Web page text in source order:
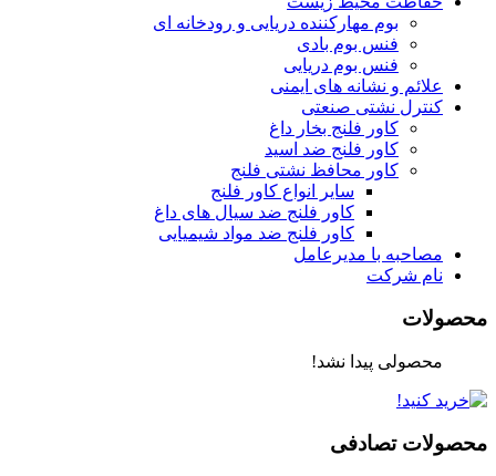
بوم مهارکننده دریایی و رودخانه ای
فنس بوم بادی
فنس بوم دریایی
علائم و نشانه های ایمنی
کنترل نشتی صنعتی
کاور فلنج بخار داغ
کاور فلنج ضد اسید
کاور محافظ نشتی فلنج
سایر انواع کاور فلنج
کاور فلنج ضد سیال های داغ
کاور فلنج ضد مواد شیمیایی
مصاحبه با مدیرعامل
نام شرکت
محصولات
محصولی پیدا نشد!
محصولات تصادفی